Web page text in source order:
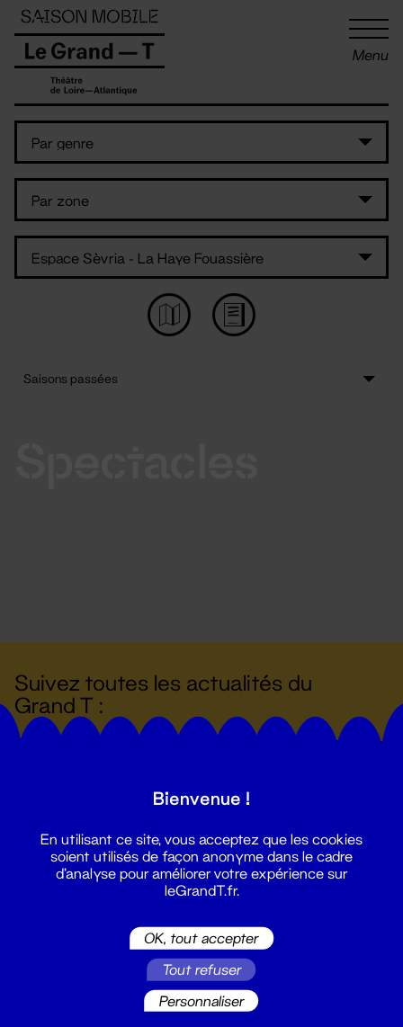
Menu
Suivez toutes les actualités du
Grand T :
billetterie@leGrandT.fr
Du lundi au vendredi 14h → 18h
Panneau de gestion des cookies
Bienvenue !
En utilisant ce site, vous acceptez que les cookies
soient utilisés de façon anonyme dans le cadre
d'analyse pour améliorer votre expérience sur
leGrandT.fr.
OK, tout accepter
Tout refuser
Personnaliser